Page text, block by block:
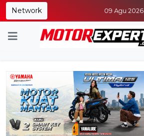
Network 09 Agu 2026